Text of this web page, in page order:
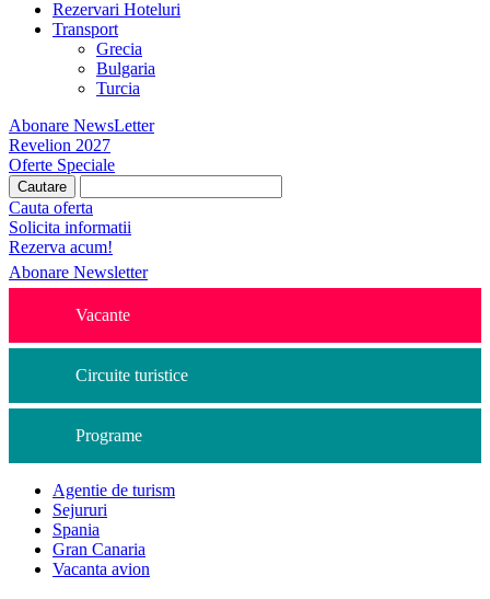
Rezervari Hoteluri
Transport
Grecia
Bulgaria
Turcia
Abonare NewsLetter
Revelion 2027
Oferte Speciale
Cauta oferta
Solicita informatii
Rezerva acum!
Abonare Newsletter
Vacante
Circuite turistice
Programe
Agentie de turism
Sejururi
Spania
Gran Canaria
Vacanta avion